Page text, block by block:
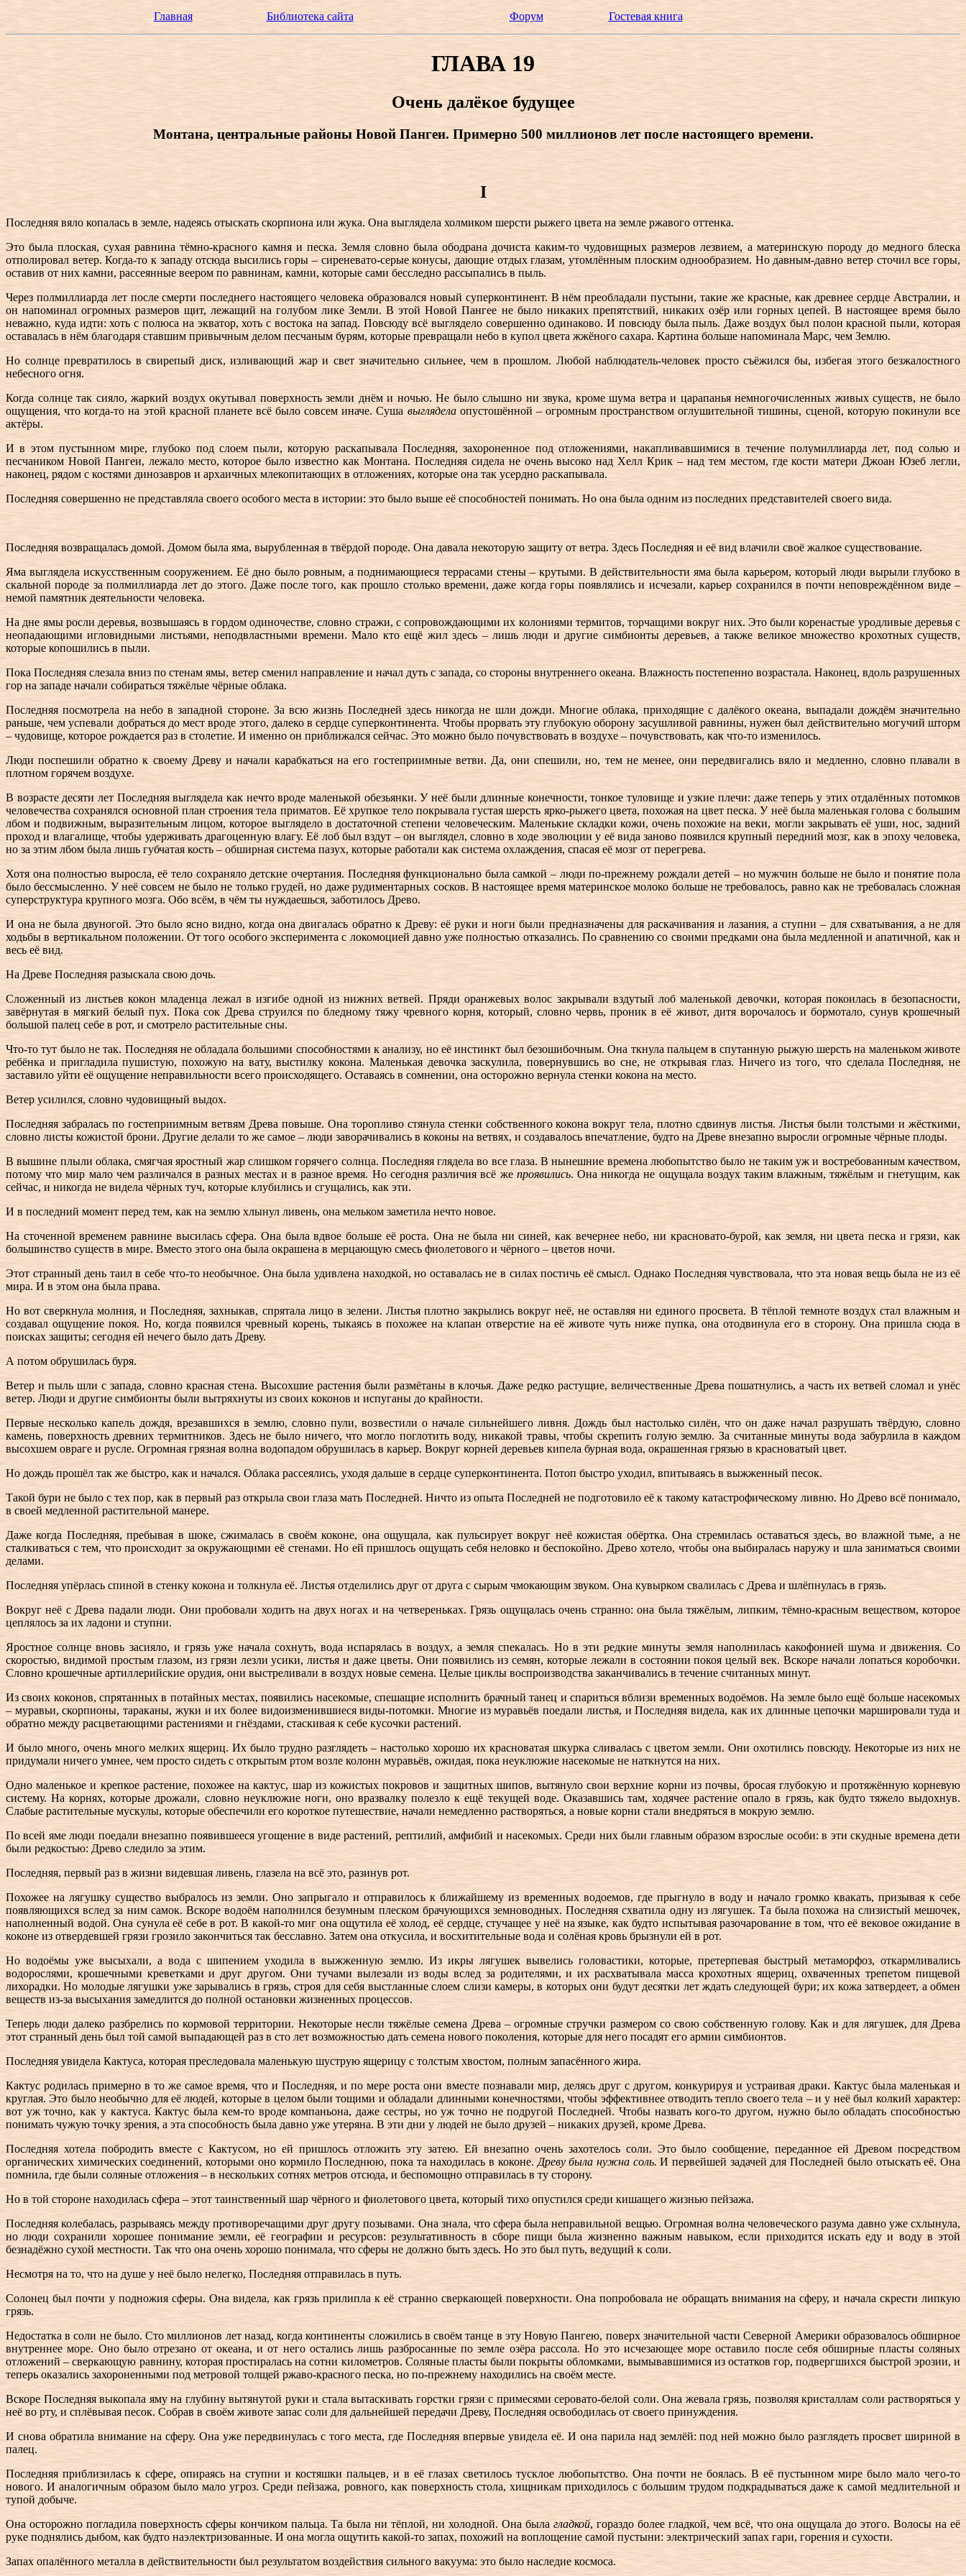
Главная Библиотека сайта Форум Гостевая книга
ГЛАВА 19
Очень далёкое будущее
Монтана, центральные районы Новой Пангеи. Примерно 500 миллионов лет после настоящего времени.
I
Последняя вяло копалась в земле, надеясь отыскать скорпиона или жука. Она выглядела холмиком шерсти рыжего цвета на земле ржавого оттенка.
Это была плоская, сухая равнина тёмно-красного камня и песка. Земля словно была ободрана дочиста каким-то чудовищных размеров лезвием, а материнскую породу до медного блеска
отполировал ветер. Когда-то к западу отсюда высились горы – сиреневато-серые конусы, дающие отдых глазам, утомлённым плоским однообразием. Но давным-давно ветер сточил все горы,
оставив от них камни, рассеянные веером по равнинам, камни, которые сами бесследно рассыпались в пыль.
Через полмиллиарда лет после смерти последнего настоящего человека образовался новый суперконтинент. В нём преобладали пустыни, такие же красные, как древнее сердце Австралии, и
он напоминал огромных размеров щит, лежащий на голубом лике Земли. В этой Новой Пангее не было никаких препятствий, никаких озёр или горных цепей. В настоящее время было
неважно, куда идти: хоть с полюса на экватор, хоть с востока на запад. Повсюду всё выглядело совершенно одинаково. И повсюду была пыль. Даже воздух был полон красной пыли, которая
оставалась в нём благодаря ставшим привычным делом песчаным бурям, которые превращали небо в купол цвета жжёного сахара. Картина больше напоминала Марс, чем Землю.
Но солнце превратилось в свирепый диск, изливающий жар и свет значительно сильнее, чем в прошлом. Любой наблюдатель-человек просто съёжился бы, избегая этого безжалостного
небесного огня.
Когда солнце так сияло, жаркий воздух окутывал поверхность земли днём и ночью. Не было слышно ни звука, кроме шума ветра и царапанья немногочисленных живых существ, не было
ощущения, что когда-то на этой красной планете всё было совсем иначе. Суша выгляделаопустошённой – огромным пространством оглушительной тишины, сценой, которую покинули все
актёры.
И в этом пустынном мире, глубоко под слоем пыли, которую раскапывала Последняя, захороненное под отложениями, накапливавшимися в течение полумиллиарда лет, под солью и
песчаником Новой Пангеи, лежало место, которое было известно как Монтана. Последняя сидела не очень высоко над Хелл Крик – над тем местом, где кости матери Джоан Юзеб легли,
наконец, рядом с костями динозавров и архаичных млекопитающих в отложениях, которые она так усердно раскапывала.
Последняя совершенно не представляла своего особого места в истории: это было выше её способностей понимать. Но она была одним из последних представителей своего вида.
Последняя возвращалась домой. Домом была яма, вырубленная в твёрдой породе. Она давала некоторую защиту от ветра. Здесь Последняя и её вид влачили своё жалкое существование.
Яма выглядела искусственным сооружением. Её дно было ровным, а поднимающиеся террасами стены – крутыми. В действительности яма была карьером, который люди вырыли глубоко в
скальной породе за полмиллиарда лет до этого. Даже после того, как прошло столько времени, даже когда горы появлялись и исчезали, карьер сохранился в почти неповреждённом виде –
немой памятник деятельности человека.
На дне ямы росли деревья, возвышаясь в гордом одиночестве, словно стражи, с сопровождающими их колониями термитов, торчащими вокруг них. Это были коренастые уродливые деревья с
неопадающими игловидными листьями, неподвластными времени. Мало кто ещё жил здесь – лишь люди и другие симбионты деревьев, а также великое множество крохотных существ,
которые копошились в пыли.
Пока Последняя слезала вниз по стенам ямы, ветер сменил направление и начал дуть с запада, со стороны внутреннего океана. Влажность постепенно возрастала. Наконец, вдоль разрушенных
гор на западе начали собираться тяжёлые чёрные облака.
Последняя посмотрела на небо в западной стороне. За всю жизнь Последней здесь никогда не шли дожди. Многие облака, приходящие с далёкого океана, выпадали дождём значительно
раньше, чем успевали добраться до мест вроде этого, далеко в сердце суперконтинента. Чтобы прорвать эту глубокую оборону засушливой равнины, нужен был действительно могучий шторм
– чудовище, которое рождается раз в столетие. И именно он приближался сейчас. Это можно было почувствовать в воздухе – почувствовать, как что-то изменилось.
Люди поспешили обратно к своему Древу и начали карабкаться на его гостеприимные ветви. Да, они спешили, но, тем не менее, они передвигались вяло и медленно, словно плавали в
плотном горячем воздухе.
В возрасте десяти лет Последняя выглядела как нечто вроде маленькой обезьянки. У неё были длинные конечности, тонкое туловище и узкие плечи: даже теперь у этих отдалённых потомков
человечества сохранялся основной план строения тела приматов. Её хрупкое тело покрывала густая шерсть ярко-рыжего цвета, похожая на цвет песка. У неё была маленькая голова с большим
лбом и подвижным, выразительным лицом, которое выглядело в достаточной степени человеческим. Маленькие складки кожи, очень похожие на веки, могли закрывать её уши, нос, задний
проход и влагалище, чтобы удерживать драгоценную влагу. Её лоб был вздут – он выглядел, словно в ходе эволюции у её вида заново появился крупный передний мозг, как в эпоху человека,
но за этим лбом была лишь губчатая кость – обширная система пазух, которые работали как система охлаждения, спасая её мозг от перегрева.
Хотя она полностью выросла, её тело сохраняло детские очертания. Последняя функционально была самкой – люди по-прежнему рождали детей – но мужчин больше не было и понятие пола
было бессмысленно. У неё совсем не было не только грудей, но даже рудиментарных сосков. В настоящее время материнское молоко больше не требовалось, равно как не требовалась сложная
суперструктура крупного мозга. Обо всём, в чём ты нуждаешься, заботилось Древо.
И она не была двуногой. Это было ясно видно, когда она двигалась обратно к Древу: её руки и ноги были предназначены для раскачивания и лазания, а ступни – для схватывания, а не для
ходьбы в вертикальном положении. От того особого эксперимента с локомоцией давно уже полностью отказались. По сравнению со своими предками она была медленной и апатичной, как и
весь её вид.
На Древе Последняя разыскала свою дочь.
Сложенный из листьев кокон младенца лежал в изгибе одной из нижних ветвей. Пряди оранжевых волос закрывали вздутый лоб маленькой девочки, которая покоилась в безопасности,
завёрнутая в мягкий белый пух. Пока сок Древа струился по бледному тяжу чревного корня, который, словно червь, проник в её живот, дитя ворочалось и бормотало, сунув крошечный
большой палец себе в рот, и смотрело растительные сны.
Что-то тут было не так. Последняя не обладала большими способностями к анализу, но её инстинкт был безошибочным. Она ткнула пальцем в спутанную рыжую шерсть на маленьком животе
ребёнка и пригладила пушистую, похожую на вату, выстилку кокона. Маленькая девочка заскулила, повернувшись во сне, не открывая глаз. Ничего из того, что сделала Последняя, не
заставило уйти её ощущение неправильности всего происходящего. Оставаясь в сомнении, она осторожно вернула стенки кокона на место.
Ветер усилился, словно чудовищный выдох.
Последняя забралась по гостеприимным ветвям Древа повыше. Она торопливо стянула стенки собственного кокона вокруг тела, плотно сдвинув листья. Листья были толстыми и жёсткими,
словно листы кожистой брони. Другие делали то же самое – люди заворачивались в коконы на ветвях, и создавалось впечатление, будто на Древе внезапно выросли огромные чёрные плоды.
В вышине плыли облака, смягчая яростный жар слишком горячего солнца. Последняя глядела во все глаза. В нынешние времена любопытство было не таким уж и востребованным качеством,
потому что мир мало чем различался в разных местах и в разное время. Но сегодня различия всё же проявились. Она никогда не ощущала воздух таким влажным, тяжёлым и гнетущим, как
сейчас, и никогда не видела чёрных туч, которые клубились и сгущались, как эти.
И в последний момент перед тем, как на землю хлынул ливень, она мельком заметила нечто новое.
На сточенной временем равнине высилась сфера. Она была вдвое больше её роста. Она не была ни синей, как вечернее небо, ни красновато-бурой, как земля, ни цвета песка и грязи, как
большинство существ в мире. Вместо этого она была окрашена в мерцающую смесь фиолетового и чёрного – цветов ночи.
Этот странный день таил в себе что-то необычное. Она была удивлена находкой, но оставалась не в силах постичь её смысл. Однако Последняя чувствовала, что эта новая вещь была не из её
мира. И в этом она была права.
Но вот сверкнула молния, и Последняя, захныкав, спрятала лицо в зелени. Листья плотно закрылись вокруг неё, не оставляя ни единого просвета. В тёплой темноте воздух стал влажным и
создавал ощущение покоя. Но, когда появился чревный корень, тыкаясь в похожее на клапан отверстие на её животе чуть ниже пупка, она отодвинула его в сторону. Она пришла сюда в
поисках защиты; сегодня ей нечего было дать Древу.
А потом обрушилась буря.
Ветер и пыль шли с запада, словно красная стена. Высохшие растения были размётаны в клочья. Даже редко растущие, величественные Древа пошатнулись, а часть их ветвей сломал и унёс
ветер. Люди и другие симбионты были вытряхнуты из своих коконов и испуганы до крайности.
Первые несколько капель дождя, врезавшихся в землю, словно пули, возвестили о начале сильнейшего ливня. Дождь был настолько силён, что он даже начал разрушать твёрдую, словно
камень, поверхность древних термитников. Здесь не было ничего, что могло поглотить воду, никакой травы, чтобы скрепить голую землю. За считанные минуты вода забурлила в каждом
высохшем овраге и русле. Огромная грязная волна водопадом обрушилась в карьер. Вокруг корней деревьев кипела бурная вода, окрашенная грязью в красноватый цвет.
Но дождь прошёл так же быстро, как и начался. Облака рассеялись, уходя дальше в сердце суперконтинента. Потоп быстро уходил, впитываясь в выжженный песок.
Такой бури не было с тех пор, как в первый раз открыла свои глаза мать Последней. Ничто из опыта Последней не подготовило её к такому катастрофическому ливню. Но Древо всё понимало,
в своей медленной растительной манере.
Даже когда Последняя, пребывая в шоке, сжималась в своём коконе, она ощущала, как пульсирует вокруг неё кожистая обёртка. Она стремилась оставаться здесь, во влажной тьме, а не
сталкиваться с тем, что происходит за окружающими её стенами. Но ей пришлось ощущать себя неловко и беспокойно. Древо хотело, чтобы она выбиралась наружу и шла заниматься своими
делами.
Последняя упёрлась спиной в стенку кокона и толкнула её. Листья отделились друг от друга с сырым чмокающим звуком. Она кувырком свалилась с Древа и шлёпнулась в грязь.
Вокруг неё с Древа падали люди. Они пробовали ходить на двух ногах и на четвереньках. Грязь ощущалась очень странно: она была тяжёлым, липким, тёмно-красным веществом, которое
цеплялось за их ладони и ступни.
Яростное солнце вновь засияло, и грязь уже начала сохнуть, вода испарялась в воздух, а земля спекалась. Но в эти редкие минуты земля наполнилась какофонией шума и движения. Со
скоростью, видимой простым глазом, из грязи лезли усики, листья и даже цветы. Они появились из семян, которые лежали в состоянии покоя целый век. Вскоре начали лопаться коробочки.
Словно крошечные артиллерийские орудия, они выстреливали в воздух новые семена. Целые циклы воспроизводства заканчивались в течение считанных минут.
Из своих коконов, спрятанных в потайных местах, появились насекомые, спешащие исполнить брачный танец и спариться вблизи временных водоёмов. На земле было ещё больше насекомых
– муравьи, скорпионы, тараканы, жуки и их более видоизменившиеся виды-потомки. Многие из муравьёв поедали листья, и Последняя видела, как их длинные цепочки маршировали туда и
обратно между расцветающими растениями и гнёздами, стаскивая к себе кусочки растений.
И было много, очень много мелких ящериц. Их было трудно разглядеть – настолько хорошо их красноватая шкурка сливалась с цветом земли. Они охотились повсюду. Некоторые из них не
придумали ничего умнее, чем просто сидеть с открытым ртом возле колонн муравьёв, ожидая, пока неуклюжие насекомые не наткнутся на них.
Одно маленькое и крепкое растение, похожее на кактус, шар из кожистых покровов и защитных шипов, вытянуло свои верхние корни из почвы, бросая глубокую и протяжённую корневую
систему. На корнях, которые дрожали, словно неуклюжие ноги, оно вразвалку полезло к ещё текущей воде. Оказавшись там, ходячее растение опало в грязь, как будто тяжело выдохнув.
Слабые растительные мускулы, которые обеспечили его короткое путешествие, начали немедленно растворяться, а новые корни стали внедряться в мокрую землю.
По всей яме люди поедали внезапно появившееся угощение в виде растений, рептилий, амфибий и насекомых. Среди них были главным образом взрослые особи: в эти скудные времена дети
были редкостью: Древо следило за этим.
Последняя, первый раз в жизни видевшая ливень, глазела на всё это, разинув рот.
Похожее на лягушку существо выбралось из земли. Оно запрыгало и отправилось к ближайшему из временных водоемов, где прыгнуло в воду и начало громко квакать, призывая к себе
появляющихся вслед за ним самок. Вскоре водоём наполнился безумным плеском брачующихся земноводных. Последняя схватила одну из лягушек. Та была похожа на слизистый мешочек,
наполненный водой. Она сунула её себе в рот. В какой-то миг она ощутила её холод, её сердце, стучащее у неё на языке, как будто испытывая разочарование в том, что её вековое ожидание в
коконе из отвердевшей грязи грозило закончиться так бесславно. Затем она откусила, и восхитительные вода и солёная кровь брызнули ей в рот.
Но водоёмы уже высыхали, а вода с шипением уходила в выжженную землю. Из икры лягушек вывелись головастики, которые, претерпевая быстрый метаморфоз, откармливались
водорослями, крошечными креветками и друг другом. Они тучами вылезали из воды вслед за родителями, и их расхватывала масса крохотных ящериц, охваченных трепетом пищевой
лихорадки. Но молодые лягушки уже зарывались в грязь, строя для себя выстланные слоем слизи камеры, в которых они будут десятки лет ждать следующей бури; их кожа затвердеет, а обмен
веществ из-за высыхания замедлится до полной остановки жизненных процессов.
Теперь люди далеко разбрелись по кормовой территории. Некоторые несли тяжёлые семена Древа – огромные стручки размером со свою собственную голову. Как и для лягушек, для Древа
этот странный день был той самой выпадающей раз в сто лет возможностью дать семена нового поколения, которые для него посадят его армии симбионтов.
Последняя увидела Кактуса, которая преследовала маленькую шуструю ящерицу с толстым хвостом, полным запасённого жира.
Кактус родилась примерно в то же самое время, что и Последняя, и по мере роста они вместе познавали мир, делясь друг с другом, конкурируя и устраивая драки. Кактус была маленькая и
круглая. Это было необычно для её людей, которые в целом были тощими и обладали длинными конечностями, чтобы эффективнее отводить тепло своего тела – и у неё был колкий характер:
вот уж точно, как у кактуса. Кактус была кем-то вроде компаньона, даже сестры, но уж точно не подругой Последней. Чтобы назвать кого-то другом, нужно было обладать способностью
понимать чужую точку зрения, а эта способность была давно уже утеряна. В эти дни у людей не было друзей – никаких друзей, кроме Древа.
Последняя хотела побродить вместе с Кактусом, но ей пришлось отложить эту затею. Ей внезапно очень захотелось соли. Это было сообщение, переданное ей Древом посредством
органических химических соединений, которыми оно кормило Последнюю, пока та находилась в коконе. Древу была нужна соль.И первейшей задачей для Последней было отыскать её. Она
помнила, где были соляные отложения – в нескольких сотнях метров отсюда, и беспомощно отправилась в ту сторону.
Но в той стороне находилась сфера – этот таинственный шар чёрного и фиолетового цвета, который тихо опустился среди кишащего жизнью пейзажа.
Последняя колебалась, разрываясь между противоречащими друг другу позывами. Она знала, что сфера была неправильной вещью. Огромная волна человеческого разума давно уже схлынула,
но люди сохранили хорошее понимание земли, её географии и ресурсов: результативность в сборе пищи была жизненно важным навыком, если приходится искать еду и воду в этой
безнадёжно сухой местности. Так что она очень хорошо понимала, что сферы не должно быть здесь. Но это был путь, ведущий к соли.
Несмотря на то, что на душе у неё было нелегко, Последняя отправилась в путь.
Солонец был почти у подножия сферы. Она видела, как грязь прилипла к её странно сверкающей поверхности. Она попробовала не обращать внимания на сферу, и начала скрести липкую
грязь.
Недостатка в соли не было. Сто миллионов лет назад, когда континенты сложились в своём танце в эту Новую Пангею, поверх значительной части Северной Америки образовалось обширное
внутреннее море. Оно было отрезано от океана, и от него остались лишь разбросанные по земле озёра рассола. Но это исчезающее море оставило после себя обширные пласты соляных
отложений – сверкающую равнину, которая простиралась на сотни километров. Соляные пласты были покрыты обломками, вымывавшимися из остатков гор, подвергшихся быстрой эрозии, и
теперь оказались захороненными под метровой толщей ржаво-красного песка, но по-прежнему находились на своём месте.
Вскоре Последняя выкопала яму на глубину вытянутой руки и стала вытаскивать горстки грязи с примесями серовато-белой соли. Она жевала грязь, позволяя кристаллам соли растворяться у
неё во рту, и сплёвывая песок. Собрав в своём животе запас соли для дальнейшей передачи Древу, Последняя освободилась от своего принуждения.
И снова обратила внимание на сферу. Она уже передвинулась с того места, где Последняя впервые увидела её. И она парила над землёй: под ней можно было разглядеть просвет шириной в
палец.
Последняя приблизилась к сфере, опираясь на ступни и костяшки пальцев, и в её глазах светилось тусклое любопытство. Она почти не боялась. В её пустынном мире было мало чего-то
нового. И аналогичным образом было мало угроз. Среди пейзажа, ровного, как поверхность стола, хищникам приходилось с большим трудом подкрадываться даже к самой медлительной и
тупой добыче.
Она осторожно погладила поверхность сферы кончиком пальца. Та была ни тёплой, ни холодной. Она была гладкой, гораздо более гладкой, чем всё, что она ощущала до этого. Волосы на её
руке поднялись дыбом, как будто наэлектризованные. И она могла ощутить какой-то запах, похожий на воплощение самой пустыни: электрический запах гари, горения и сухости.
Запах опалённого металла в действительности был результатом воздействия сильного вакуума: это было наследие космоса.